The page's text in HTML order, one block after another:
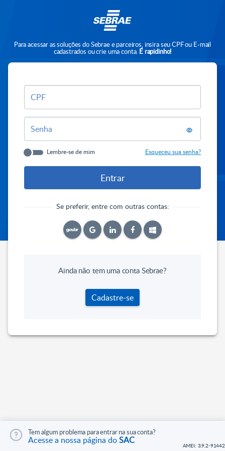
Para acessar as soluções do Sebrae e parceiros, insira seu CPF ou E-mail
cadastrados ou crie uma conta. É rapidinho!
CPF
Senha
Lembre-se de mim Esqueceu sua senha?
Se preferir, entre com outras contas:
Tem algum problema para entrar na sua conta?
Acesse a nossa página doSAC
Ainda não tem uma conta Sebrae?
Cadastre-se
AMEI: 3.9.2-91442